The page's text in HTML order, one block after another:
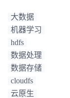
大数据
机器学习
hdfs
数据处理
数据存储
cloudfs
云原生